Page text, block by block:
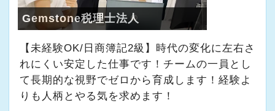
Gemstone税理士法人
【未経験OK/日商簿記2級】時代の変化に左右さ
れにくい安定した仕事です！チームの一員とし
て⻑期的な視野でゼロから育成します！経験よ
りも人柄とやる気を求めます！